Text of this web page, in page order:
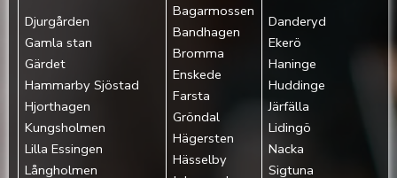
Djurgården‎
Gamla stan‎
Gärdet‎
Hammarby Sjöstad
Hjorthagen‎
Kungsholmen‎
Lilla Essingen‎
Långholmen‎
Bagarmossen
Bandhagen
Bromma
Enskede
Farsta
Gröndal
Hägersten
Hässelby
Danderyd
Ekerö
Haninge
Huddinge
Järfälla
Lidingö
Nacka
Sigtuna